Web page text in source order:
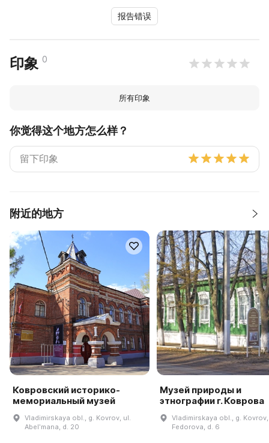
报告错误
印象 0
所有印象
你觉得这个地方怎么样？
附近的地方
Ковровский историко-
мемориальный музей
Vladimirskaya obl., g. Kovrov, ul.
Abelʹmana, d. 20
Музей природы и
этнографии г. Коврова
Vladimirskaya obl., g.
Fedorova, d. 6